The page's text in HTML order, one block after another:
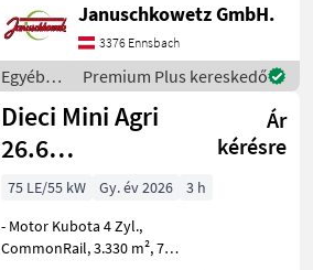
Motor 3.880 cm³ CR mit
DOC+DPF+SCR 40 km/h
Höchstgeschwindigkeit
Komfortkabine gefeder
Januschkowetz GmbH.
3376 Ennsbach
Egyéb
mezőgazdasági
erőgépek
/ Dieci
Premium Plus kereskedő
Dieci Mini Agri
26.6
Teleskoplader
Ár
kérésre
75 LE/55 kW Gy. év 2026
3 h
- Motor Kubota 4 Zyl.,
CommonRail, 3.330 m², 75